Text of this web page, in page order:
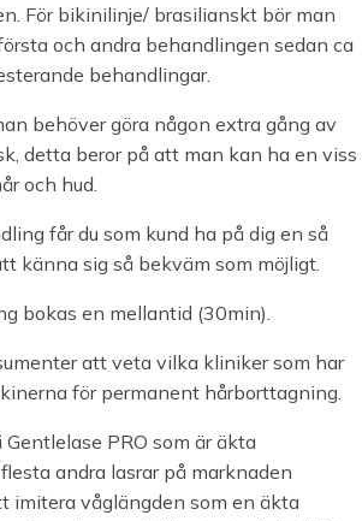
För bikinilinje/ brasilianskt bör man
och andra behandlingen sedan ca
behandlingar.
behöver göra någon extra gång av
detta beror på att man kan ha en viss
och hud.
får du som kund ha på dig en så
känna sig så bekväm som möjligt.
bokas en mellantid (30min).
att veta vilka kliniker som har
för permanent hårborttagning.
PRO som är äkta
andra lasrar på marknaden
imitera våglängden som en äkta